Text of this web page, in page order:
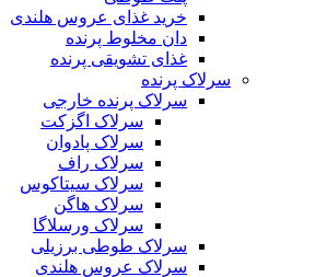
خرید غذای عروس هلندی
دان مخلوط پرنده
غذای تشویقی پرنده
سرلاک پرنده
سرلاک پرنده خارجی
سرلاک اگزکت
سرلاک پادوان
سرلاک راف
سرلاک سیتاکوس
سرلاک هاگن
سرلاک ورسلاگا
سرلاک طوطی برزیلی
سرلاک عروس هلندی